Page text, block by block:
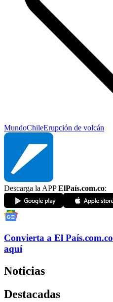
MundoChileErupción de volcán
Descarga la APPElPaís.com.co:
Convierta a El País.com.co
aquí
Noticias
Destacadas